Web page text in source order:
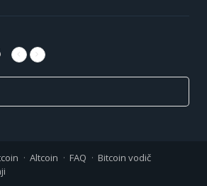
Altcoin FAQ
Bitcoin vodič